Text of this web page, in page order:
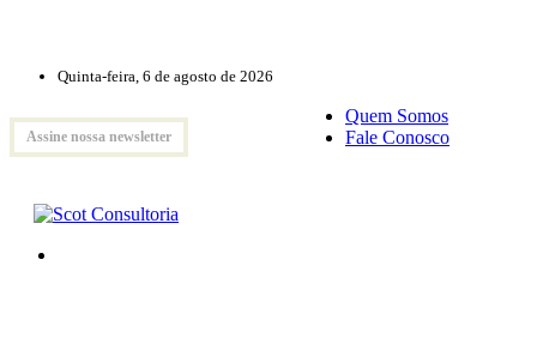
Quinta-feira, 6 de agosto de 2026
Assine nossa newsletter
Quem Somos
Fale Conosco